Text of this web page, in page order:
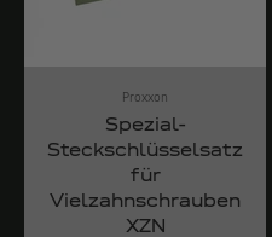
Proxxon
Spezial-
Steckschlüsselsatz
für
Vielzahnschrauben
XZN